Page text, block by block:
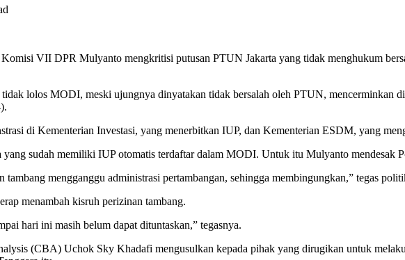
VII DPR Mulyanto mengkritisi putusan PTUN Jakarta yang tidak menghukum
lolos MODI, meski ujungnya dinyatakan tidak bersalah oleh PTUN, mencerminkan
di Kementerian Investasi, yang menerbitkan IUP, dan Kementerian ESDM, yang
yang sudah memiliki IUP otomatis terdaftar dalam MODI. Untuk itu Mulyanto mendesak
tambang mengganggu administrasi pertambangan, sehingga membingungkan,” tegas
menambah kisruh perizinan tambang.
hari ini masih belum dapat dituntaskan,” tegasnya.
(CBA) Uchok Sky Khadafi mengusulkan kepada pihak yang dirugikan untuk